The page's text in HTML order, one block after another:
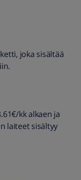
joka sisältää
kk alkaen ja
laiteet sisältyy